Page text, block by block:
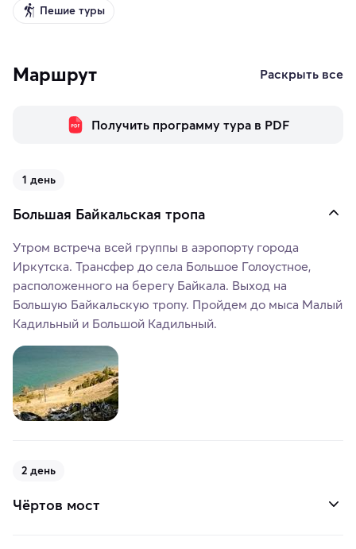
Пешие туры
Маршрут Раскрыть все
Получить программу тура в PDF
1 день
Большая Байкальская тропа
Утром встреча всей группы в аэропорту города
Иркутска. Трансфер до села Большое Голоустное,
расположенного на берегу Байкала. Выход на
Большую Байкальскую тропу. Пройдем до мыса Малый
Кадильный и Большой Кадильный.
2 день
Чёртов мост